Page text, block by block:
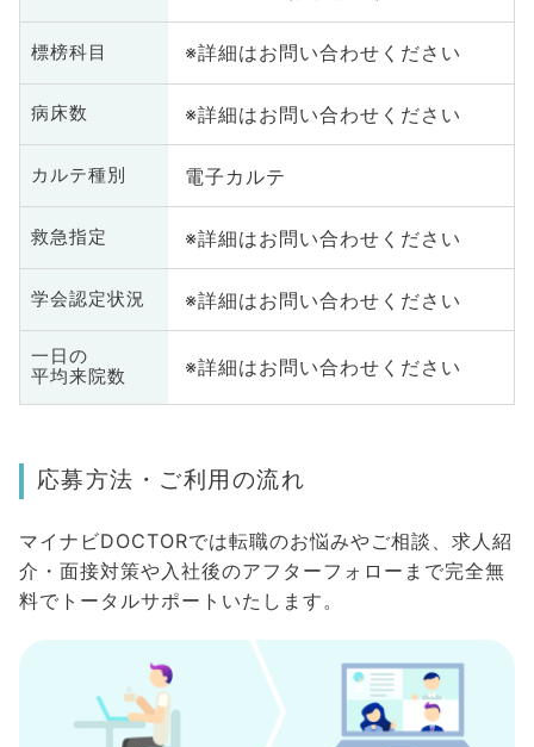
標榜科目 ※詳細はお問い合わせください
病床数 ※詳細はお問い合わせください
カルテ種別 電子カルテ
救急指定 ※詳細はお問い合わせください
学会認定状況 ※詳細はお問い合わせください
一日の
平均来院数
※詳細はお問い合わせください
応募方法・ご利用の流れ
マイナビDOCTORでは転職のお悩みやご相談、求人紹
介・面接対策や入社後のアフターフォローまで完全無
料でトータルサポートいたします。